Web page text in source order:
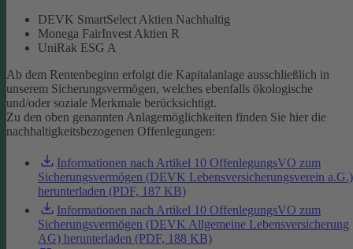
DEVK SmartSelect Aktien Nachhaltig
Monega FairInvest Aktien R
UniRak ESG A
Ab dem Rentenbeginn erfolgt die Kapitalanlage ausschließlich in
unserem Sicherungsvermögen, welches ebenfalls ökologische
und/oder soziale Merkmale berücksichtigt.
Zu den oben genannten Anlagemöglichkeiten finden Sie hier die
nachhaltigkeitsbezogenen Offenlegungen:
Informationen nach Artikel 10 OffenlegungsVO zum
Sicherungsvermögen (DEVK Lebensversicherungsverein a.G.)
herunterladen (PDF, 187 KB)
Informationen nach Artikel 10 OffenlegungsVO zum
Sicherungsvermögen (DEVK Allgemeine Lebensversicherung
AG) herunterladen (PDF, 188 KB)